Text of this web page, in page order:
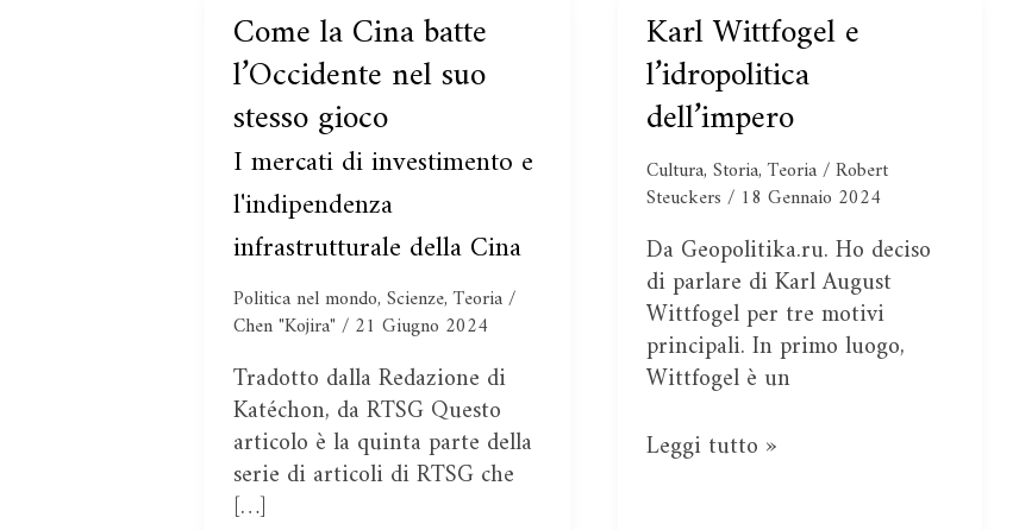
Come la Cina batte
l’Occidente nel suo
stesso gioco
I mercati di investimento e
l'indipendenza
infrastrutturale della Cina
Politica nel mondo, Scienze,Teoria/
Chen "Kojira" / 21 Giugno 2024
Tradotto dalla Redazione di
Katéchon, da RTSG Questo
articolo è la quinta parte della
serie di articoli di RTSG che
[…]
Come
la
Cina
batte
l’Occidente
nel
suo
stesso
gioco
I
mercati
di
investimento
e
l'indipendenza
infrastrutturale
della
Cina
Karl Wittfogel e
l’idropolitica
dell’impero
Cultura, Storia,Teoria/Robert
Steuckers / 18 Gennaio 2024
Da Geopolitika.ru. Ho deciso
di parlare di Karl August
Wittfogel per tre motivi
principali. In primo luogo,
Wittfogel è un
Karl
Wittfogel
e
l’idropolitica
dell’impero
Leggi tutto »